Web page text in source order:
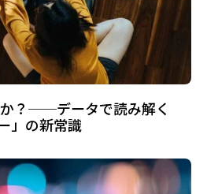
？──データで読み解く
」の新常識